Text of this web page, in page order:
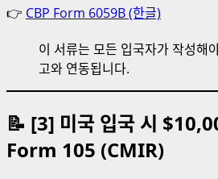
👉 CBP Form 6059B (한글)
이 서류는 모든 입국자가 작성해
고와 연동됩니다.
📝 [3] 미국 입국 시
Form 105 (CMIR)